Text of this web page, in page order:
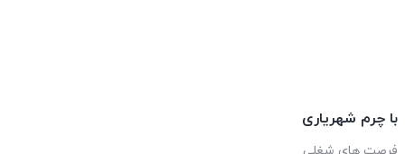
با چرم شهریاری
فرصت های شغلی